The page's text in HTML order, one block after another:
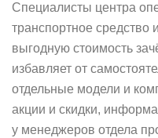
Специалисты центра
транспортное средство
выгодную стоимость
избавляет от
отдельные модели и
акции и скидки,
у менеджеров отдела